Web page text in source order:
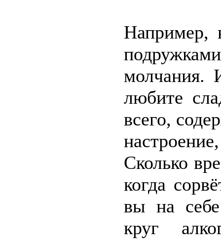
Например,
молчания.
любите
всего,
Сколько
когда
вы на себе
круг